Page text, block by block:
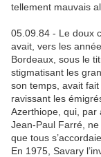
tellement mauvais
05.09.84 - Le doux
avait, vers les
Bordeaux, sous le
stigmatisant les
son temps, avait
ravissant les
Azerthiope, qui, par
Jean-Paul Farré,
que tous
En 1975, Savary